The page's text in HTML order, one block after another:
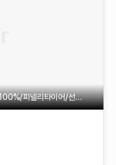
피넬리타이어/선루프